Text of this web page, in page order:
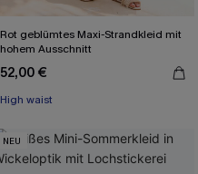
Rot geblümtes Maxi-Strandkleid mit
hohem Ausschnitt
52,00 €
High waist
NEU